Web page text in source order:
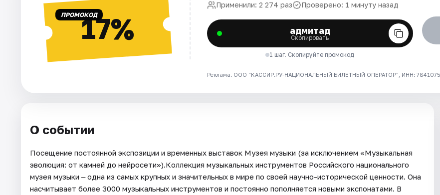
Рейтинги
ПРОМОКОД17%
Применили: 2 274 раз Проверено: 1 минуту назад
адмитад
Скопировать
1 шаг. Скопируйте промокод
Реклама. ООО "КАССИР.РУ-НАЦИОНАЛЬНЫЙ БИЛЕТНЫЙ ОПЕРАТОР", ИНН:
О событии
Посещение постоянной экспозиции и временных выставок Музея музыки (за исключением «Музыкальная
эволюция: от камней до нейросети»).Коллекция музыкальных инструментов Российского национального
музея музыки ‒ одна из самых крупных и значительных в мире по своей научно-исторической ценности. Она
насчитывает более 3000 музыкальных инструментов и постоянно пополняется новыми экспонатами. В